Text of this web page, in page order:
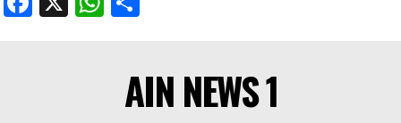
AIN NEWS 1